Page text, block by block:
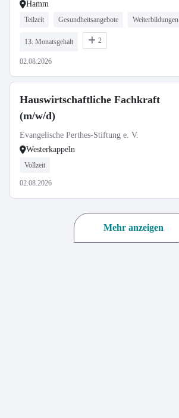
Hamm
Teilzeit Gesundheitsangebote Weiterbildungen
13. Monatsgehalt 2
02.08.2026
Hauswirtschaftliche Fachkraft
(m/w/d)
Evangelische Perthes-Stiftung e. V.
Westerkappeln
Vollzeit
02.08.2026
Mehr anzeigen